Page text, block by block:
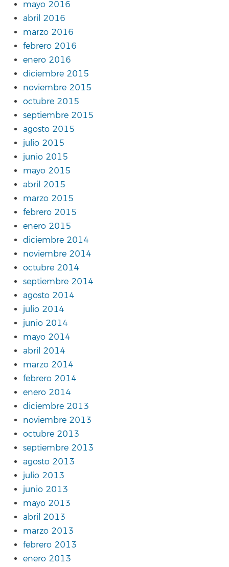
mayo 2016
abril 2016
marzo 2016
febrero 2016
enero 2016
diciembre 2015
noviembre 2015
octubre 2015
septiembre 2015
agosto 2015
julio 2015
junio 2015
mayo 2015
abril 2015
marzo 2015
febrero 2015
enero 2015
diciembre 2014
noviembre 2014
octubre 2014
septiembre 2014
agosto 2014
julio 2014
junio 2014
mayo 2014
abril 2014
marzo 2014
febrero 2014
enero 2014
diciembre 2013
noviembre 2013
octubre 2013
septiembre 2013
agosto 2013
julio 2013
junio 2013
mayo 2013
abril 2013
marzo 2013
febrero 2013
enero 2013